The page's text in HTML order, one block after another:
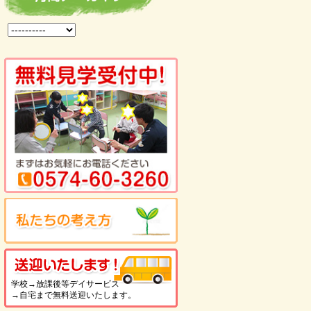
見る
学校→放課後等デイサービス
→自宅まで無料送迎いたします。